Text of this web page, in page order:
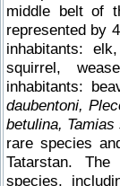
middle belt of
represented by
inhabitants:
squirrel,
inhabitants:
daubentoni,
betulina,
rare species
Tatarstan.
species,